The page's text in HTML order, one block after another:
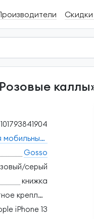
101793841904
Чехлы для мобильных телефонов
Gosso
серый
книжка
магнитное крепление, отделение для банковских карт, поддержка беспроводной зарядки, трансформация в подставку, ударопрочный
iPhone 13